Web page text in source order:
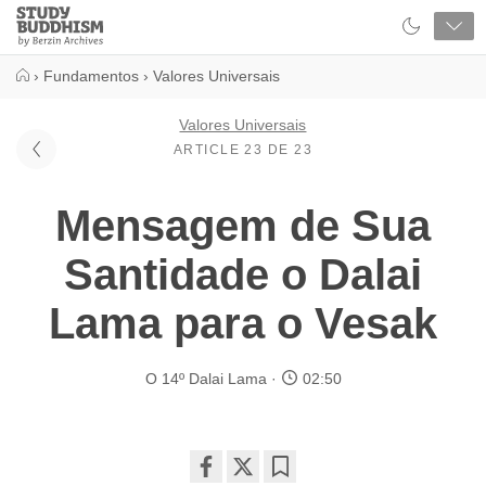
Close
Study
Buddhism
› Fundamentos › Valores Universais
Valores Universais
ARTICLE 23 DE 23
Mensagem de Sua
Santidade o Dalai
Lama para o Vesak
O 14º Dalai Lama 02:50